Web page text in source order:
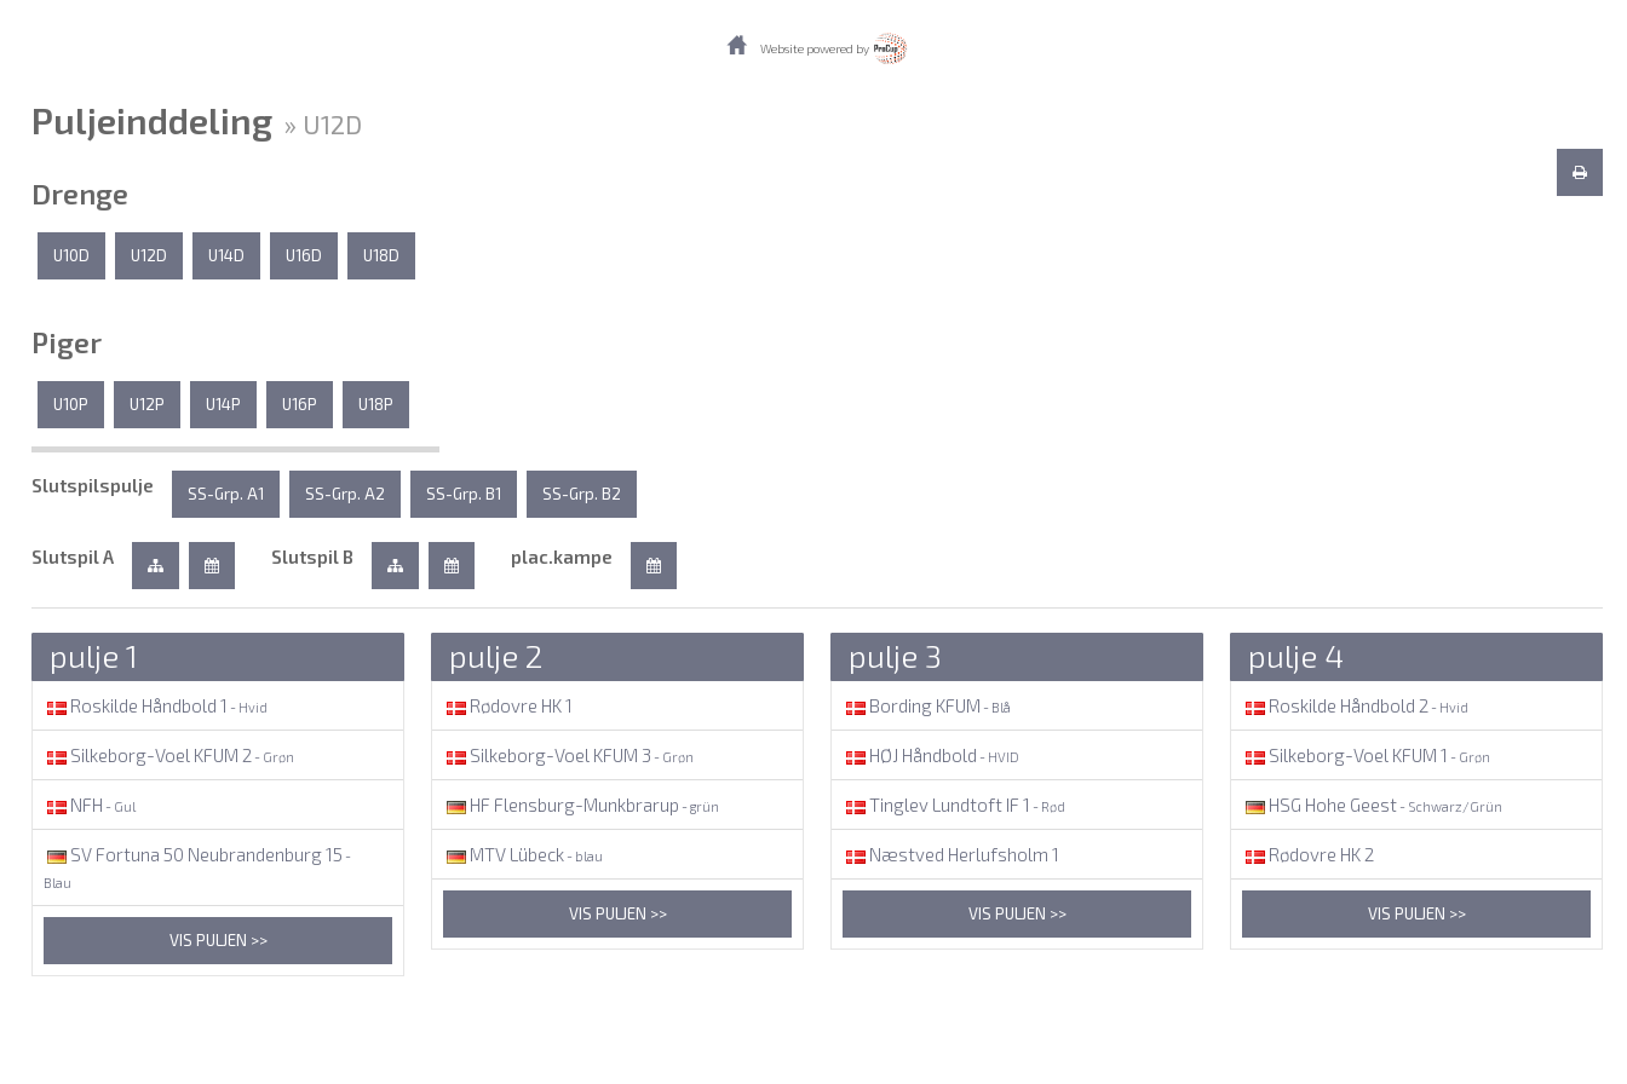
Website powered by
Puljeinddeling » U12D
Drenge
U10D U12D U14D U16D U18D
Piger
U10P U12P U14P U16P U18P
Slutspilspulje SS-Grp. A1 SS-Grp. A2 SS-Grp. B1 SS-Grp. B2
Slutspil A Slutspil B plac.kampe
pulje 1
Roskilde Håndbold 1 - Hvid
Silkeborg-Voel KFUM 2 - Grøn
NFH - Gul
SV Fortuna 50 Neubrandenburg 15 -
Blau
VIS PULJEN >>
pulje 2
Rødovre HK 1
Silkeborg-Voel KFUM 3 - Grøn
HF Flensburg-Munkbrarup - grün
MTV Lübeck - blau
VIS PULJEN >>
pulje 3
Bording KFUM - Blå
HØJ Håndbold - HVID
Tinglev Lundtoft IF 1 - Rød
Næstved Herlufsholm 1
VIS PULJEN >>
pulje 4
Roskilde Håndbold 2 - Hvid
Silkeborg-Voel KFUM 1 - Grøn
HSG Hohe Geest - Schwarz/Grün
Rødovre HK 2
VIS PULJEN >>